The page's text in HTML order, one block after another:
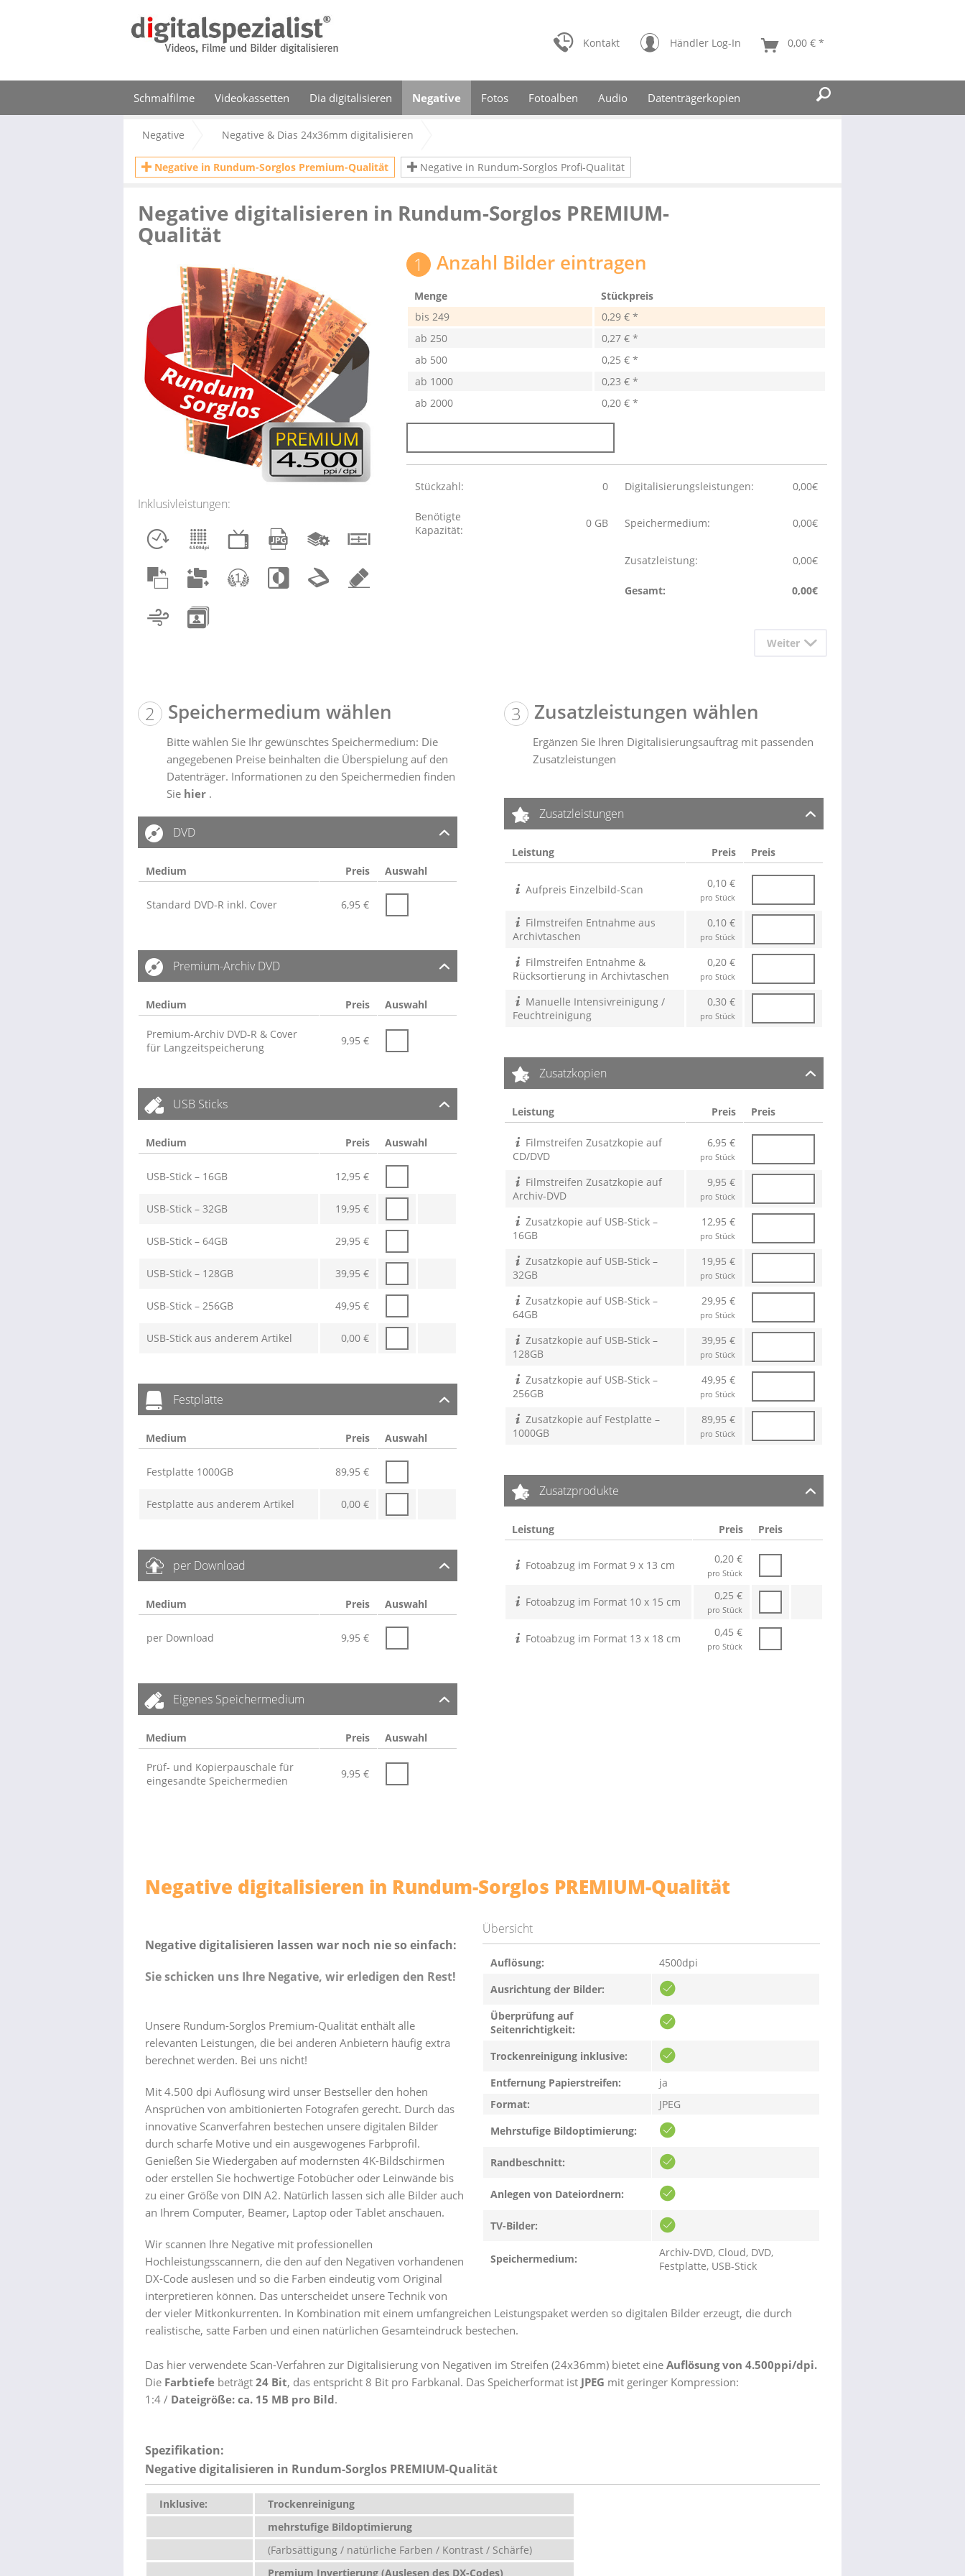
Kontakt Händler Log-In 0,00 € *
Schmalfilme Videokassetten Dia digitalisieren Negative Fotos Fotoalben Audio Datenträgerkopien
Negative Negative & Dias 24x36mm digitalisieren
Negative in Rundum-Sorglos Premium-Qualität Negative in Rundum-Sorglos Profi-Qualität
Negative digitalisieren in Rundum-Sorglos PREMIUM-
Qualität
Inklusivleistungen:
Anzahl Bilder eintragen
Menge
Stückpreis
bis249
0,29 € *
ab250
0,27 € *
ab 500
0,25 € *
ab 1000
0,23 € *
ab2000 0,20 € *
Stückzahl: 0 Digitalisierungsleistungen: 0,00€
Benötigte
Kapazität:
0 GB Speichermedium: 0,00€
Zusatzleistung: 0,00€
Gesamt: 0,00€
Weiter
Speichermedium wählen
Bitte wählen Sie Ihr gewünschtes Speichermedium: Die
angegebenen Preise beinhalten die Überspielung auf den
Datenträger. Informationen zu den Speichermedien finden
Sie hier .
DVD
Medium Preis Auswahl
Standard DVD-R inkl. Cover 6,95 €
Premium-Archiv DVD
Medium Preis Auswahl
Premium-Archiv DVD-R & Cover
für Langzeitspeicherung
9,95 €
USB Sticks
Medium Preis Auswahl
USB-Stick – 16GB 12,95 €
USB-Stick – 32GB 19,95 €
USB-Stick – 64GB 29,95 €
USB-Stick – 128GB 39,95 €
USB-Stick – 256GB 49,95 €
USB-Stick aus anderem Artikel 0,00 €
Festplatte
Medium Preis Auswahl
Festplatte 1000GB 89,95 €
Festplatte aus anderem Artikel 0,00 €
per Download
Medium Preis Auswahl
per Download 9,95 €
Eigenes Speichermedium
Medium Preis Auswahl
Prüf- und Kopierpauschale für
eingesandte Speichermedien
9,95 €
Zusatzleistungen wählen
Ergänzen Sie Ihren Digitalisierungsauftrag mit passenden
Zusatzleistungen
Zusatzleistungen
Leistung Preis Preis
Aufpreis Einzelbild-Scan 0,10 €
pro Stück
Filmstreifen Entnahme aus
Archivtaschen
0,10 €
pro Stück
Filmstreifen Entnahme &
Rücksortierung in Archivtaschen
0,20 €
pro Stück
Manuelle Intensivreinigung /
Feuchtreinigung
0,30 €
pro Stück
Zusatzkopien
Leistung Preis Preis
Filmstreifen Zusatzkopie auf
CD/DVD
6,95 €
pro Stück
Filmstreifen Zusatzkopie auf
Archiv-DVD
9,95 €
pro Stück
Zusatzkopie auf USB-Stick –
16GB
12,95 €
pro Stück
Zusatzkopie auf USB-Stick –
32GB
19,95 €
pro Stück
Zusatzkopie auf USB-Stick –
64GB
29,95 €
pro Stück
Zusatzkopie auf USB-Stick –
128GB
39,95 €
pro Stück
Zusatzkopie auf USB-Stick –
256GB
49,95 €
pro Stück
Zusatzkopie auf Festplatte –
1000GB
89,95 €
pro Stück
Zusatzprodukte
Leistung Preis Preis
Fotoabzug im Format 9 x 13 cm 0,20 €
pro Stück
Fotoabzug im Format 10 x 15 cm 0,25 €
pro Stück
Fotoabzug im Format 13 x 18 cm 0,45 €
pro Stück
Negative digitalisieren in Rundum-Sorglos PREMIUM-Qualität
Übersicht
Auflösung:
4500dpi
Ausrichtung der Bilder:
Überprüfung auf
Seitenrichtigkeit:
Trockenreinigung inklusive:
Entfernung Papierstreifen:
ja
Format:
JPEG
Mehrstufige Bildoptimierung:
Randbeschnitt:
Anlegen von Dateiordnern:
TV-Bilder:
Speichermedium:
Archiv-DVD, Cloud, DVD,
Festplatte, USB-Stick
Negative digitalisieren lassen war noch nie so einfach:
Sie schicken uns Ihre Negative, wir erledigen den Rest!
Unsere Rundum-Sorglos Premium-Qualität enthält alle
relevanten Leistungen, die bei anderen Anbietern häufig extra
berechnet werden. Bei uns nicht!
Mit 4.500 dpi Auflösung wird unser Bestseller den hohen
Ansprüchen von ambitionierten Fotografen gerecht. Durch das
innovative Scanverfahren bestechen unsere digitalen Bilder
durch scharfe Motive und ein ausgewogenes Farbprofil.
Genießen Sie Wiedergaben auf modernsten 4K-Bildschirmen
oder erstellen Sie hochwertige Fotobücher oder Leinwände bis
zu einer Größe von DIN A2. Natürlich lassen sich alle Bilder auch
an Ihrem Computer, Beamer, Laptop oder Tablet anschauen.
Wir scannen Ihre Negative mit professionellen
Hochleistungsscannern, die den auf den Negativen vorhandenen
DX-Code auslesen und so die Farben eindeutig vom Original
interpretieren können. Das unterscheidet unsere Technik von
der vieler Mitkonkurrenten. In Kombination mit einem umfangreichen Leistungspaket werden so digitalen Bilder erzeugt, die durch
realistische, satte Farben und einen natürlichen Gesamteindruck bestechen.
Das hier verwendete Scan-Verfahren zur Digitalisierung von Negativen im Streifen (24x36mm) bietet eine Auflösung von 4.500ppi/dpi.
Die Farbtiefe beträgt 24 Bit, das entspricht 8 Bit pro Farbkanal. Das Speicherformat ist JPEG mit geringer Kompression:
1:4 / Dateigröße: ca. 15 MB pro Bild.
Spezifikation:
Negative digitalisieren in Rundum-Sorglos PREMIUM-Qualität
Inklusive:
Trockenreinigung
mehrstufige Bildoptimierung
(Farbsättigung / natürliche Farben / Kontrast / Schärfe)
Premium Invertierung (Auslesen des DX-Codes)